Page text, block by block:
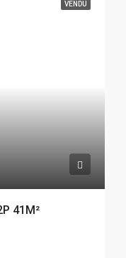
VENDU
41M²